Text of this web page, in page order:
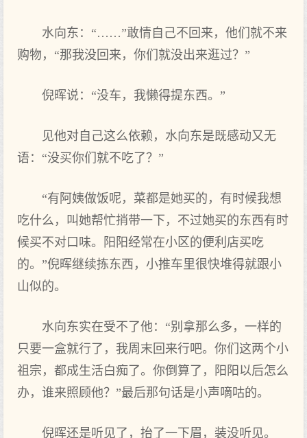
水向东：“……”敢情自己不回来，他们就不来
购物，“那我没回来，你们就没出来逛过？”
倪晖说：“没车，我懒得提东西。”
见他对自己这么依赖，水向东是既感动又无
语：“没买你们就不吃了？”
“有阿姨做饭呢，菜都是她买的，有时候我想
吃什么，叫她帮忙捎带一下，不过她买的东西有时
候买不对口味。阳阳经常在小区的便利店买吃
的。”倪晖继续拣东西，小推车里很快堆得就跟小
山似的。
水向东实在受不了他：“别拿那么多，一样的
只要一盒就行了，我周末回来行吧。你们这两个小
祖宗，都成生活白痴了。你倒算了，阳阳以后怎么
办，谁来照顾他？”最后那句话是小声嘀咕的。
倪晖还是听见了，抬了一下眉，装没听见。